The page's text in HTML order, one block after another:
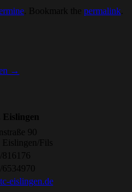
. Bookmark the permalink
→
90
Eislingen/Fils
816176
6534970
eislingen.de